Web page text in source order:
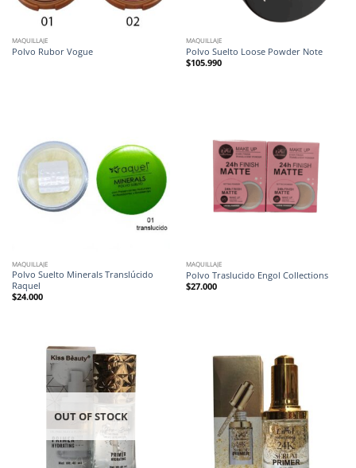
MAQUILLAJE
Polvo Rubor Vogue
MAQUILLAJE
Polvo Suelto Loose Powder Note
$105.990
MAQUILLAJE
Polvo Suelto Minerals Translúcido
Raquel
$24.000
MAQUILLAJE
Polvo Traslucido Engol Collections
$27.000
OUT OF STOCK